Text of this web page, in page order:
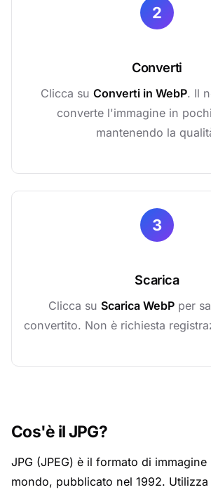
2
Converti
Clicca su Converti in WebP. Il
converte l'immagine in
mantenendo la
3
Scarica
Clicca su Scarica WebP per
convertito. Non è richiesta
Cos'è il JPG?
JPG (JPEG) è il formato di
mondo, pubblicato nel 1992.